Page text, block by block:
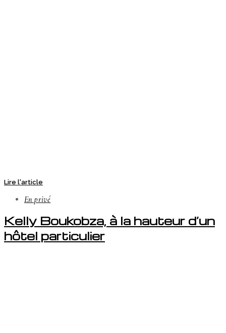
Lire l'article
En privé
Kelly Boukobza, à la hauteur d’un
hôtel particulier